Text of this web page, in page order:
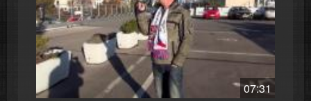
07:31